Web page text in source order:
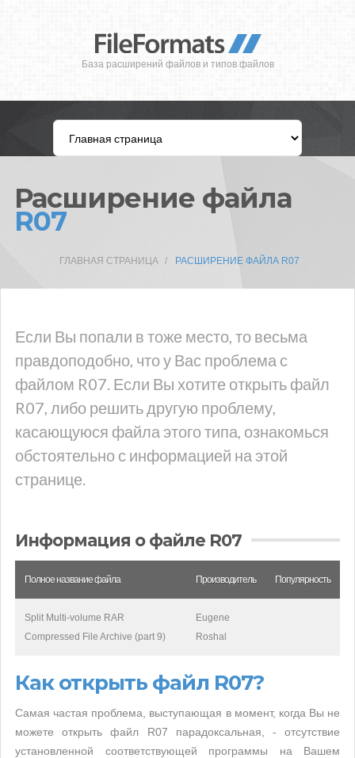
База расширений файлов и типов файлов
Расширение файла
R07
ГЛАВНАЯ СТРАНИЦА РАСШИРЕНИЕ ФАЙЛА R07
Если Вы попали в тоже место, то весьма
правдоподобно, что у Вас проблема с
файлом R07. Если Вы хотите открыть файл
R07, либо решить другую проблему,
касающуюся файла этого типа, ознакомься
обстоятельно с информацией на этой
странице.
Информация о файле R07
Полное название файла Производитель Популярность
Split Multi-volume RAR
Compressed File Archive (part 9)
Eugene
Roshal
Как открыть файл R07?
Самая частая проблема, выступающая в момент, когда Вы не
можете открыть файл R07 парадоксальная, - отсутствие
установленной соответствующей программы на Вашем